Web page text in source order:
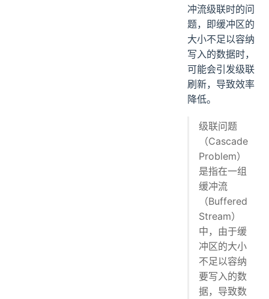
冲流级联时的问
题，即缓冲区的
大小不足以容纳
写入的数据时，
可能会引发级联
刷新，导致效率
降低。
级联问题
（Cascade
Problem）
是指在一组
缓冲流
（Buffered
Stream）
中，由于缓
冲区的大小
不足以容纳
要写入的数
据，导致数